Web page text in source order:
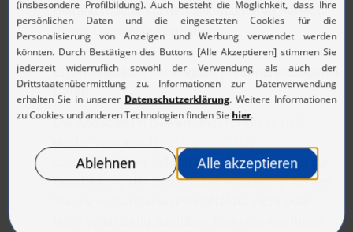
geltend machen finden Sie im unteren Bereich
dieser Datenschutzerklärung.
Erforderlichkeit der Angabe personenbezogener
Daten
Die Angaben im Bewerbungsformular sind
vorgeschrieben, jedoch zum Absenden und zur
Bearbeitung der Bewerbung notwendig. Sofern